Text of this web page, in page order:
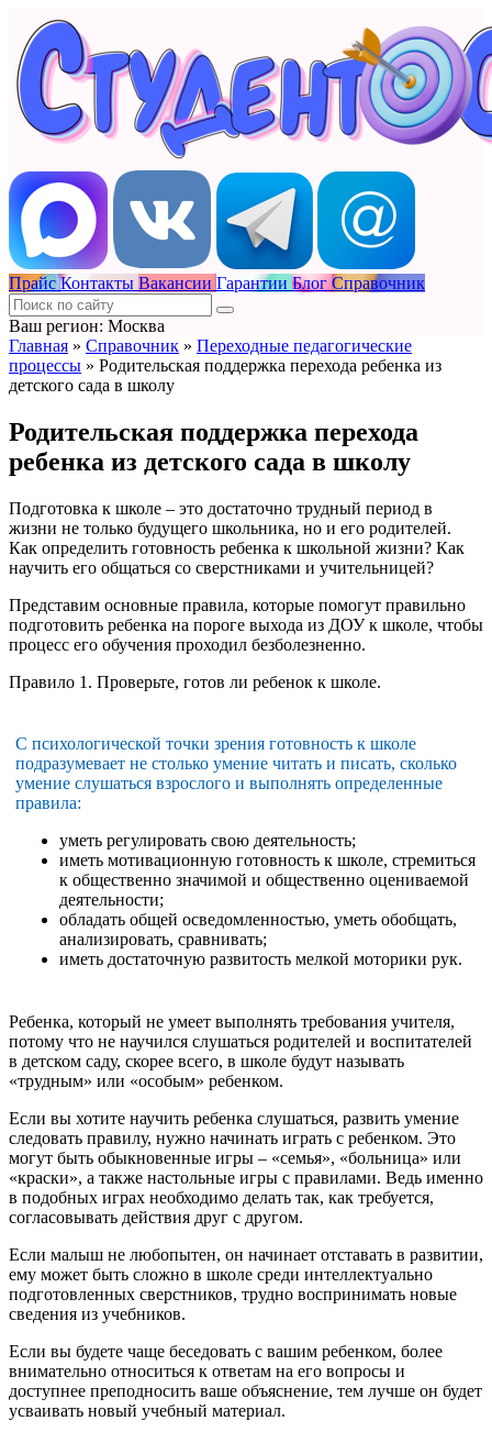
Прайс Контакты Вакансии Гарантии Блог Справочник
Ваш регион: Москва
Главная » Справочник » Переходные педагогические
процессы » Родительская поддержка перехода ребенка из
детского сада в школу
Родительская поддержка перехода
ребенка из детского сада в школу
Подготовка к школе – это достаточно трудный период в
жизни не только будущего школьника, но и его родителей.
Как определить готовность ребенка к школьной жизни? Как
научить его общаться со сверстниками и учительницей?
Представим основные правила, которые помогут правильно
подготовить ребенка на пороге выхода из ДОУ к школе, чтобы
процесс его обучения проходил безболезненно.
Правило 1. Проверьте, готов ли ребенок к школе.
С психологической точки зрения готовность к школе
подразумевает не столько умение читать и писать, сколько
умение слушаться взрослого и выполнять определенные
правила:
уметь регулировать свою деятельность;
иметь мотивационную готовность к школе, стремиться
к общественно значимой и общественно оцениваемой
деятельности;
обладать общей осведомленностью, уметь обобщать,
анализировать, сравнивать;
иметь достаточную развитость мелкой моторики рук.
Ребенка, который не умеет выполнять требования учителя,
потому что не научился слушаться родителей и воспитателей
в детском саду, скорее всего, в школе будут называть
«трудным» или «особым» ребенком.
Если вы хотите научить ребенка слушаться, развить умение
следовать правилу, нужно начинать играть с ребенком. Это
могут быть обыкновенные игры – «семья», «больница» или
«краски», а также настольные игры с правилами. Ведь именно
в подобных играх необходимо делать так, как требуется,
согласовывать действия друг с другом.
Если малыш не любопытен, он начинает отставать в развитии,
ему может быть сложно в школе среди интеллектуально
подготовленных сверстников, трудно воспринимать новые
сведения из учебников.
Если вы будете чаще беседовать с вашим ребенком, более
внимательно относиться к ответам на его вопросы и
доступнее преподносить ваше объяснение, тем лучше он будет
усваивать новый учебный материал.